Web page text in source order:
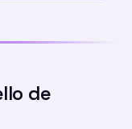
de